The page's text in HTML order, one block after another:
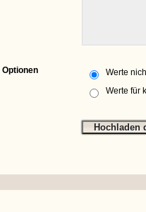
Optionen
Werte
Werte für